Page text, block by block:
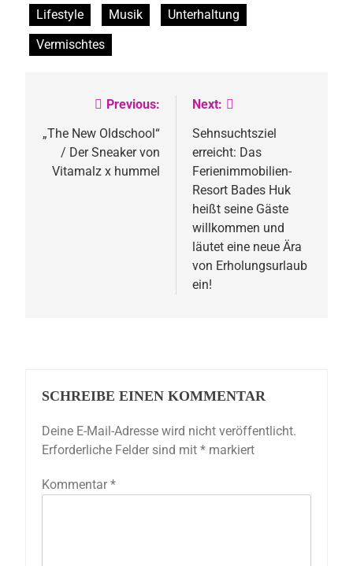
Lifestyle Musik
Unterhaltung
Vermischtes
Beitragsnavigation
Previous:
„The New Oldschool“
/ Der Sneaker von
Vitamalz x hummel
Next:
Sehnsuchtsziel
erreicht: Das
Ferienimmobilien-
Resort Bades Huk
heißt seine Gäste
willkommen und
läutet eine neue Ära
von Erholungsurlaub
ein!
SCHREIBE EINEN KOMMENTAR
Deine E-Mail-Adresse wird nicht veröffentlicht.
Erforderliche Felder sind mit * markiert
Kommentar *